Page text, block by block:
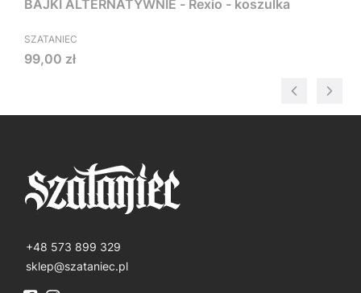
BAJKI ALTERNATYWNIE - Rexio - koszulka
SZATANIEC
Cena
99,00 zł
+48 573 899 329
sklep@szataniec.pl